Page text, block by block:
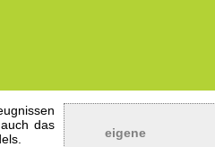
eigene
das